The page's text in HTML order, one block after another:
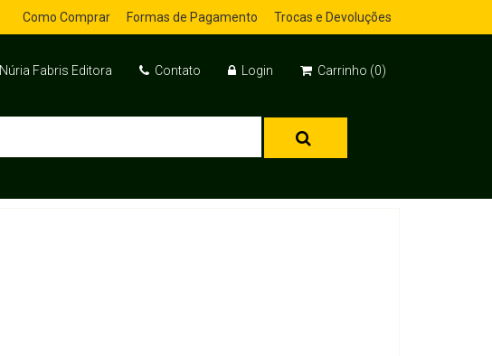
Como Comprar Formas de Pagamento Trocas e Devoluções
Núria Fabris Editora Contato Login Carrinho (0)